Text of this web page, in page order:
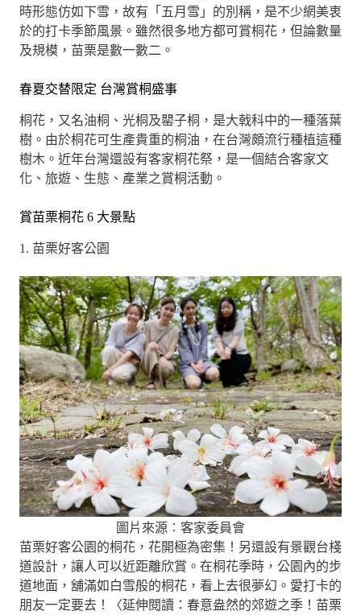
時形態仿如下雪，故有「五月雪」的別稱，是不少網美衷
於的打卡季節風景。雖然很多地方都可賞桐花，但論數量
及規模，苗栗是數一數二。
春夏交替限定 台灣賞桐盛事
桐花，又名油桐、光桐及罌子桐，是大戟科中的一種落葉
樹。由於桐花可生產貴重的桐油，在台灣頗流行種植這種
樹木。近年台灣還設有客家桐花祭，是一個結合客家文
化、旅遊、生態、產業之賞桐活動。
賞苗栗桐花 6 大景點
1. 苗栗好客公園
圖片來源︰客家委員會
苗栗好客公園的桐花，花開極為密集！另還設有景觀台棧
道設計，讓人可以近距離欣賞。在桐花季時，公園內的步
道地面，舖滿如白雪般的桐花，看上去很夢幻。愛打卡的
朋友一定要去！〈延伸閱讀：春意盎然的郊遊之季！苗栗